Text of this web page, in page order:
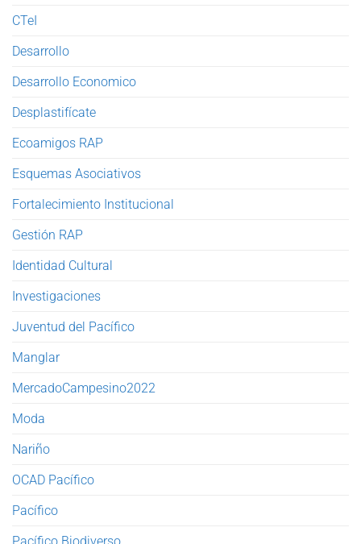
CTeI
Desarrollo
Desarrollo Economico
Desplastifícate
Ecoamigos RAP
Esquemas Asociativos
Fortalecimiento Institucional
Gestión RAP
Identidad Cultural
Investigaciones
Juventud del Pacífico
Manglar
MercadoCampesino2022
Moda
Nariño
OCAD Pacífico
Pacífico